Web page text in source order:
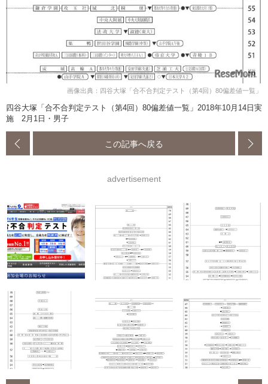
画像出典：四谷大塚「合不合判定テスト（第4回）80偏差値一覧」
四谷大塚「合不合判定テスト（第4回）80偏差値一覧」2018年10月14日実
施 2月1日・男子
この記事へ戻る
advertisement